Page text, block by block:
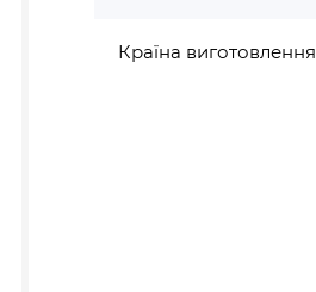
Країна виготовлення